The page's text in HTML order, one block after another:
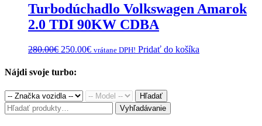
Turbodúchadlo Volkswagen Amarok
2.0 TDI 90KW CDBA
280.00€ Original
was:
250.00€Current
vrátane DPH! Pridať do košíka
Nájdi svoje turbo:
Hľadať
Hľadať: Vyhľadávanie